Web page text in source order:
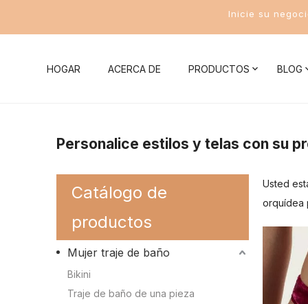
Inicie su
HOGAR ACERCA DE PRODUCTOS
Mujer traje de baño
Traje de baño de una pieza
Traje de baño de dos piezas
Traje de baño deportivo para mujer
Trajes de baño para hombres
BLOG
Noticias de la compañía
Personalice estilos y telas con su
Catálogo de
productos
Mujer traje de baño
Bikini
Traje de baño de una pieza
Usted
orquídea